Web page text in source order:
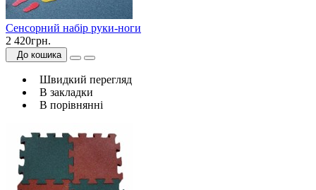
Сенсорний набір руки-ноги
2 420грн.
До кошика
Швидкий перегляд
В закладки
В порівнянні